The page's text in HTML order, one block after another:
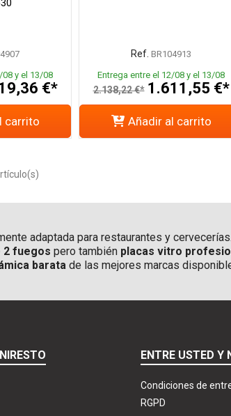
y el 13/08
€*
carrito
Ref. BR104913
Entrega entre el 12/08 y el 13/08
2.138,22 €* 1.611,55 €*
Añadir al carrito
adaptada para restaurantes y
2 fuegos pero también placas vitro
barata de las mejores marcas
ENTRE USTED Y
Condiciones de
RGPD